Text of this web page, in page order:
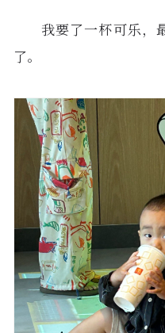
我要了一杯可乐，
了。